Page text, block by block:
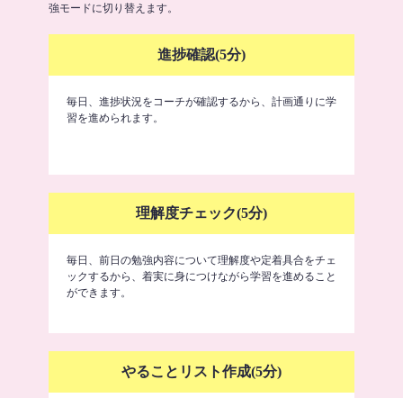
強モードに切り替えます。
進捗確認(5分)
毎日、進捗状況をコーチが確認するから、計画通りに学
習を進められます。
理解度チェック(5分)
毎日、前日の勉強内容について理解度や定着具合をチェ
ックするから、着実に身につけながら学習を進めること
ができます。
やることリスト作成(5分)